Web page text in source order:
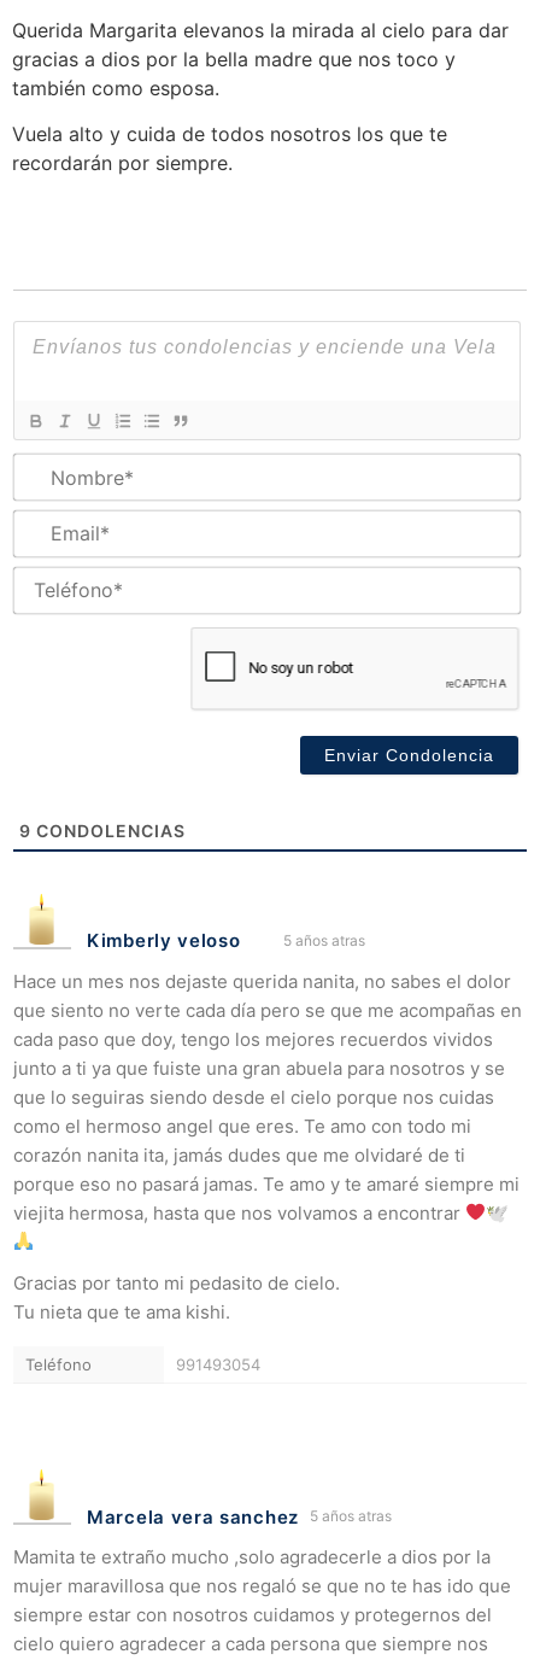
Querida Margarita elevanos la mirada al cielo para dar
gracias a dios por la bella madre que nos toco y
también como esposa.
Vuela alto y cuida de todos nosotros los que te
recordarán por siempre.
9 CONDOLENCIAS
Kimberly veloso 5 años atras
Hace un mes nos dejaste querida nanita, no sabes el dolor
que siento no verte cada día pero se que me acompañas en
cada paso que doy, tengo los mejores recuerdos vividos
junto a ti ya que fuiste una gran abuela para nosotros y se
que lo seguiras siendo desde el cielo porque nos cuidas
como el hermoso angel que eres. Te amo con todo mi
corazón nanita ita, jamás dudes que me olvidaré de ti
porque eso no pasará jamas. Te amo y te amaré siempre mi
viejita hermosa, hasta que nos volvamos a encontrar
🕊
Gracias por tanto mi pedasito de cielo.
Tu nieta que te ama kishi.
Teléfono 991493054
Marcela vera sanchez 5 años atras
Mamita te extraño mucho ,solo agradecerle a dios por la
mujer maravillosa que nos regaló se que no te has ido que
siempre estar con nosotros cuidamos y protegernos del
cielo quiero agradecer a cada persona que siempre nos